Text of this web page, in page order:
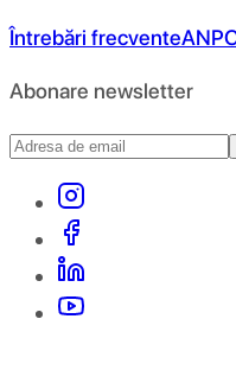
Întrebări frecvente
Abonare newsletter